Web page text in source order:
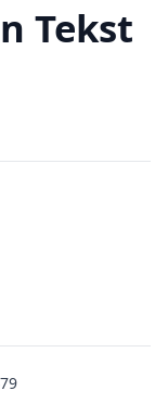
Tekst